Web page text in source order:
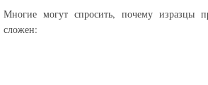
Многие могут спросить, почему изразцы
сложен: